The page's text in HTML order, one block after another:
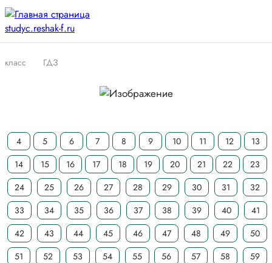
класс ГДЗ
4 5 6 7 8 9 10 11 12
13
14
15 16 17 18 19 20 21 22
23
24
25 26 27 28 29 30 31
32
33
34 35 36 37 38 39 40
41
42
43 44 45 46 47 48 49
50
51
52 53 54 55 56 57 58
59